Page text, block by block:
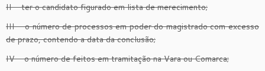
II – ter o candidato figurado em lista de merecimento;
III – o número de processos em poder do magistrado com excesso
de prazo, contendo a data da conclusão;
IV – o número de feitos em tramitação na Vara ou Comarca;